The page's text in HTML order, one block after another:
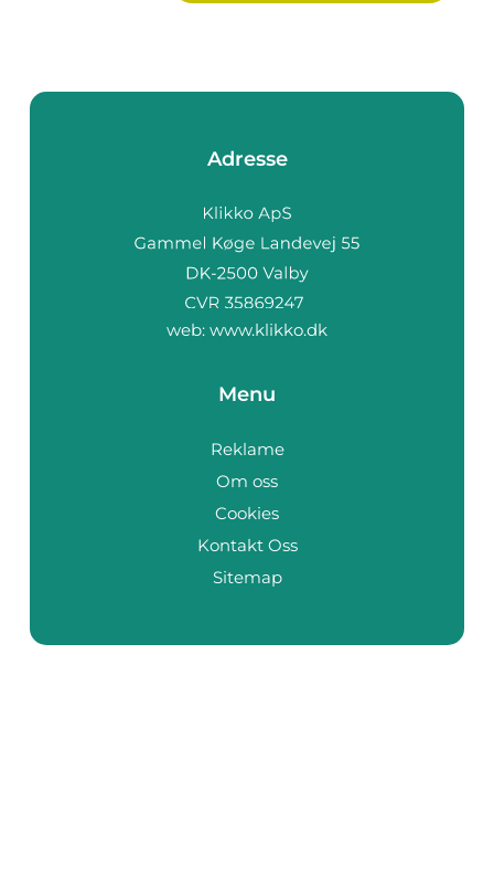
Adresse
web: www.klikko.dk
Menu
Reklame
Om oss
Cookies
Kontakt Oss
Sitemap